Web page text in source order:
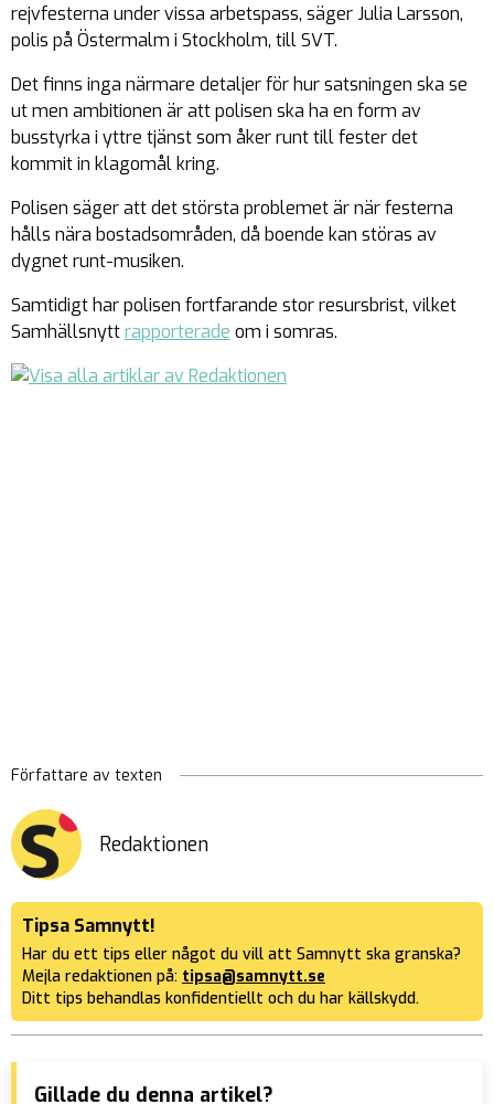
rejvfesterna under vissa arbetspass, säger Julia Larsson,
polis på Östermalm i Stockholm, till SVT.
Det finns inga närmare detaljer för hur satsningen ska se
ut men ambitionen är att polisen ska ha en form av
busstyrka i yttre tjänst som åker runt till fester det
kommit in klagomål kring.
Polisen säger att det största problemet är när festerna
hålls nära bostadsområden, då boende kan störas av
dygnet runt-musiken.
Samtidigt har polisen fortfarande stor resursbrist, vilket
Samhällsnyttrapporterade om i somras.
Författare av texten
Redaktionen
Tipsa Samnytt!
Har du ett tips eller något du vill att Samnytt ska granska?
Mejla redaktionen på: tipsa@samnytt.se
Ditt tips behandlas konfidentiellt och du har källskydd.
Gillade du denna artikel?